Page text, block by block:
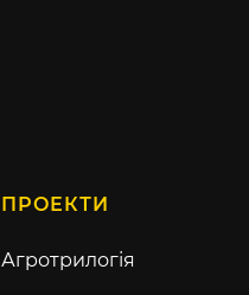
ПРОЕКТИ
Агротрилогія